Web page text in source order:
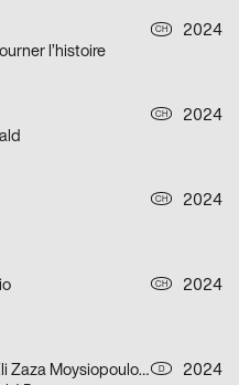
CH
2024
l’histoire
CH
2024
CH
2024
CH
2024
Béla Machemer, Eli Zaza Moysiopoulou, Nora Veismann, Konstantin Wagner, Gerrit Ludwig D
2024